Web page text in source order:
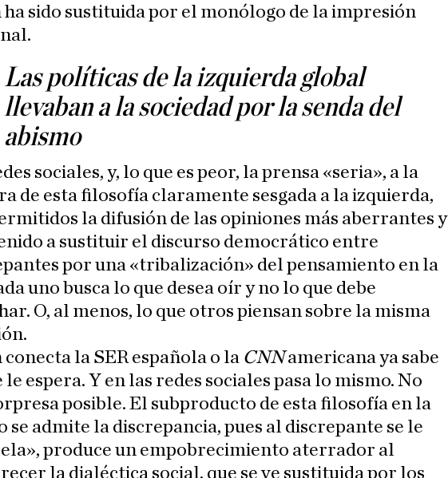
ha sido sustituida por el monólogo de la impresión
Las políticas de la izquierda global
llevaban a la sociedad por la senda del
abismo
sociales, y, lo que es peor, la prensa «seria», a la
de esta filosofía claramente sesgada a la izquierda,
la difusión de las opiniones más aberrantes y
a sustituir el discurso democrático entre
por una «tribalización» del pensamiento en la
uno busca lo que desea oír y no lo que debe
O, al menos, lo que otros piensan sobre la misma
conecta la SER española o la CNNamericana ya sabe
le espera. Y en las redes sociales pasa lo mismo. No
posible. El subproducto de esta filosofía en la
se admite la discrepancia, pues al discrepante se le
produce un empobrecimiento aterrador al
la dialéctica social, que se ve sustituida por los